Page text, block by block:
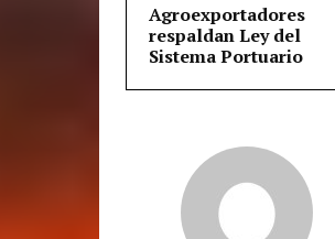
Agroexportadores
respaldan Ley del
Sistema Portuario